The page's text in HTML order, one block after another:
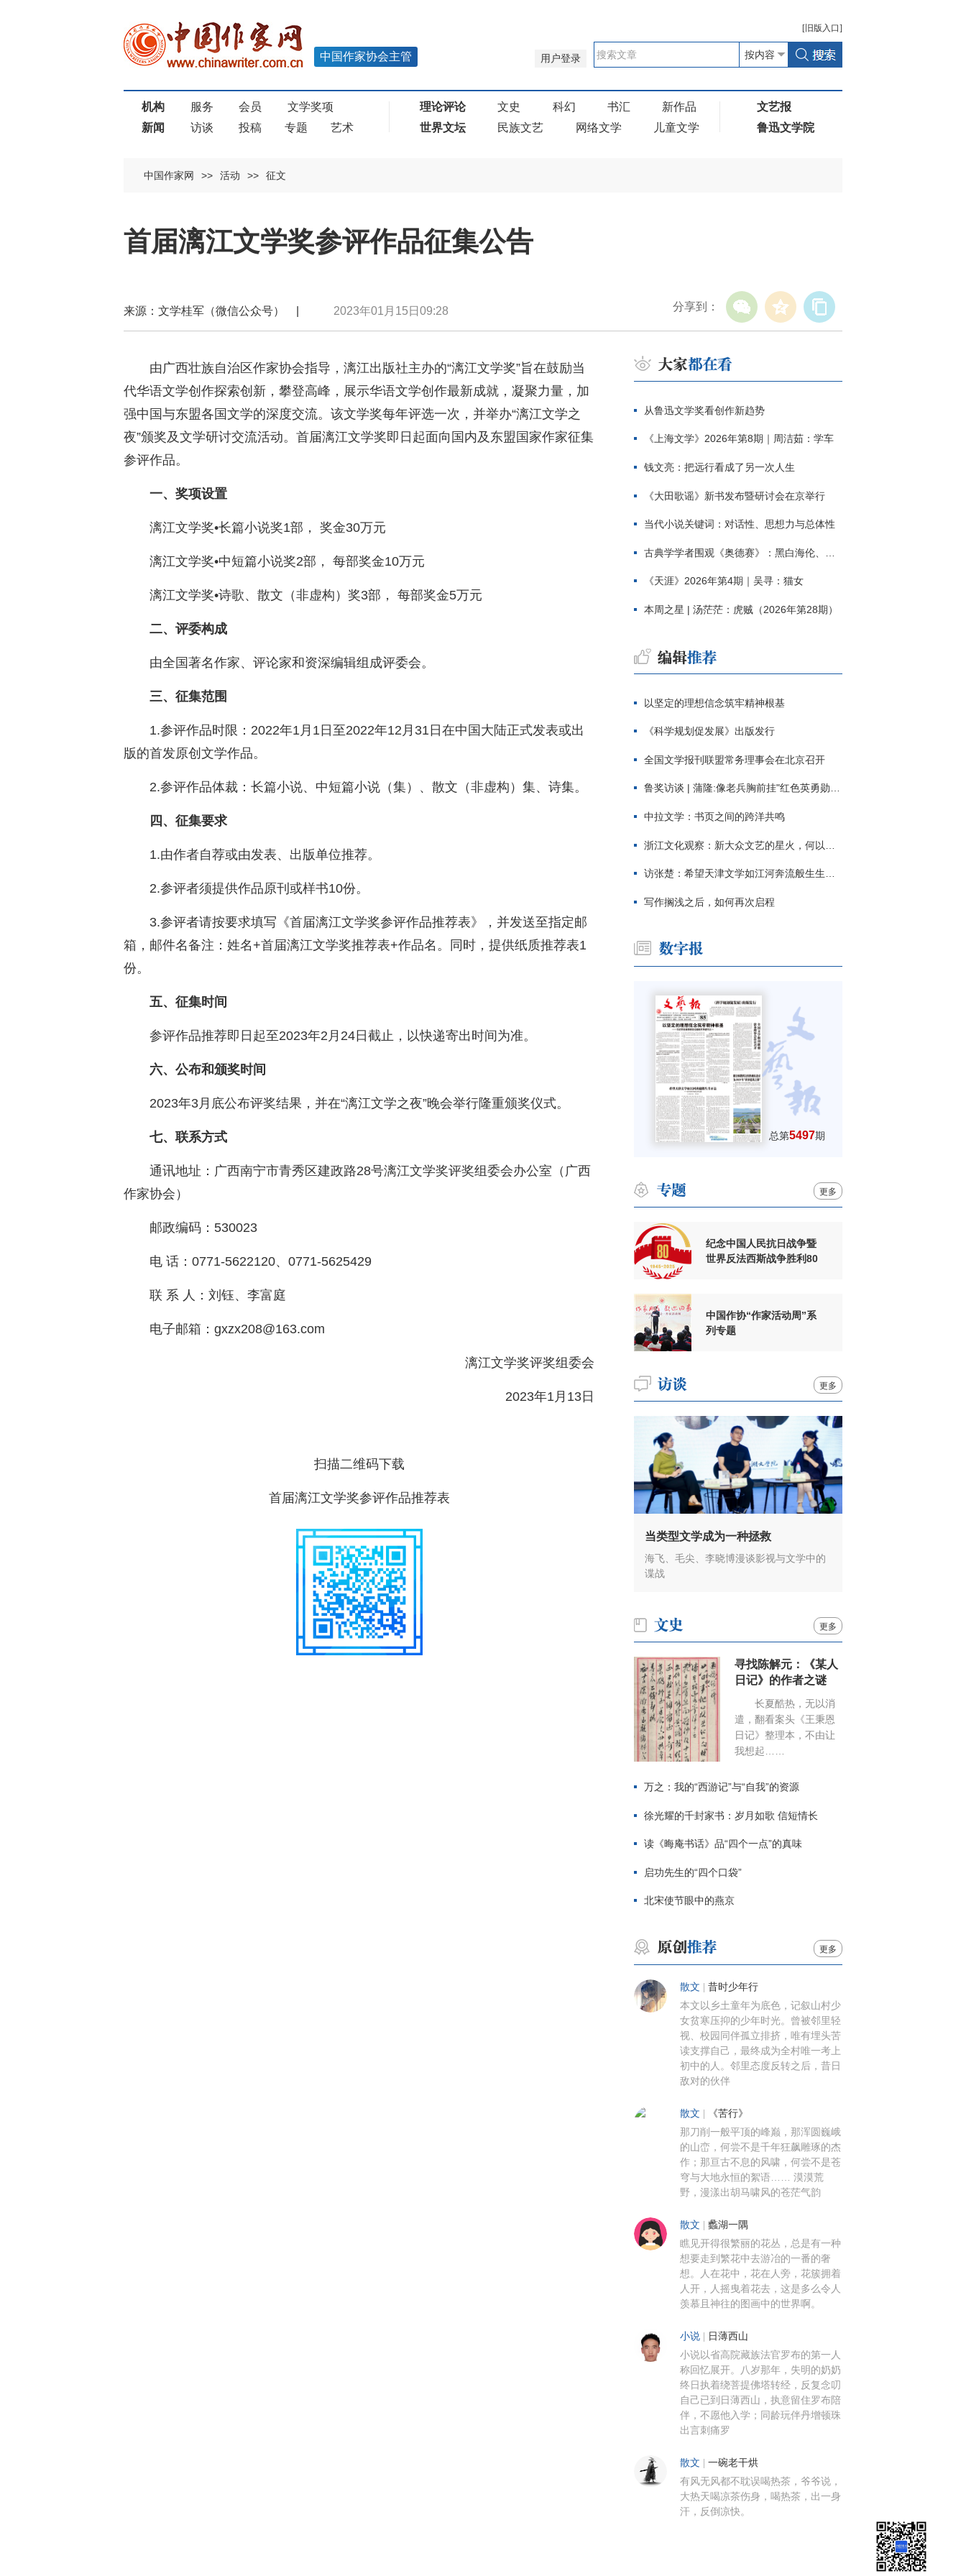
[ 旧版 入口]
用户登录
中国作家协会主管
机构 服务 会员
文学奖项
新闻
访谈 投稿 专题 艺术
理论评论 文史 科幻 书汇
新作品
世界文坛
民族文艺 网络文学 儿童文学
文艺报
鲁迅文学院
中国作家网 >> 活动 >> 征文
首届漓江文学奖参评作品征集公告
分享到：
来源：文学桂军（微信公众号） | 2023年01月15日09:28
由广西壮族自治区作家协会指导，漓江出版社主办的“漓江文学奖”旨在鼓励当
代华语文学创作探索创新，攀登高峰，展示华语文学创作最新成就，凝聚力量，加
强中国与东盟各国文学的深度交流。该文学奖每年评选一次，并举办“漓江文学之
夜”颁奖及文学研讨交流活动。首届漓江文学奖即日起面向国内及东盟国家作家征集
参评作品。
一、奖项设置
漓江文学奖•长篇小说奖1部， 奖金30万元
漓江文学奖•中短篇小说奖2部， 每部奖金10万元
漓江文学奖•诗歌、散文（非虚构）奖3部， 每部奖金5万元
二、评委构成
由全国著名作家、评论家和资深编辑组成评委会。
三、征集范围
1.参评作品时限：2022年1月1日至2022年12月31日在中国大陆正式发表或出
版的首发原创文学作品。
2.参评作品体裁：长篇小说、中短篇小说（集）、散文（非虚构）集、诗集。
四、征集要求
1.由作者自荐或由发表、出版单位推荐。
2.参评者须提供作品原刊或样书10份。
3.参评者请按要求填写《首届漓江文学奖参评作品推荐表》，并发送至指定邮
箱，邮件名备注：姓名+首届漓江文学奖推荐表+作品名。同时，提供纸质推荐表1
份。
五、征集时间
参评作品推荐即日起至2023年2月24日截止，以快递寄出时间为准。
六、公布和颁奖时间
2023年3月底公布评奖结果，并在“漓江文学之夜”晚会举行隆重颁奖仪式。
七、联系方式
通讯地址：广西南宁市青秀区建政路28号漓江文学奖评奖组委会办公室（广西
作家协会）
邮政编码：530023
电 话：0771-5622120、0771-5625429
联 系 人：刘钰、李富庭
电子邮箱：gxzx208@163.com
漓江文学奖评奖组委会
2023年1月13日
扫描二维码下载
首届漓江文学奖参评作品推荐表
从鲁迅文学奖看创作新趋势
《上海文学》2026年第8期｜周洁茹：学车
钱文亮：把远行看成了另一次人生
《大田歌谣》新书发布暨研讨会在京举行
当代小说关键词：对话性、思想力与总体性
古典学学者围观《奥德赛》：黑白海伦、佩涅罗佩的别针与神秘入侵者
《天涯》2026年第4期｜吴寻：猫女
本周之星 | 汤茫茫：虎贼（2026年第28期）
以坚定的理想信念筑牢精神根基
《科学规划促发展》出版发行
全国文学报刊联盟常务理事会在北京召开
鲁奖访谈 | 蒲隆:像老兵胸前挂"红色英勇勋章"
中拉文学：书页之间的跨洋共鸣
浙江文化观察：新大众文艺的星火，何以燎原？
访张楚：希望天津文学如江河奔流般生生不息
写作搁浅之后，如何再次启程
总第5497期
更多
纪念中国人民抗日战争暨
世界反法西斯战争胜利80
中国作协“作家活动周”系
列专题
更多
当类型文学成为一种拯救
海飞、毛尖、李晓博漫谈影视与文学中的
谍战
更多
寻找陈解元：《某人
日记》的作者之谜
长夏酷热，无以消
遣，翻看案头《王秉恩
日记》整理本，不由让
我想起……
万之：我的“西游记”与“自我”的资源
徐光耀的千封家书：岁月如歌 信短情长
读《晦庵书话》品“四个一点”的真味
启功先生的“四个口袋”
北宋使节眼中的燕京
更多
散文 昔时少年行
本文以乡土童年为底色，记叙山村少
女贫寒压抑的少年时光。曾被邻里轻
视、校园同伴孤立排挤，唯有埋头苦
读支撑自己，最终成为全村唯一考上
初中的人。邻里态度反转之后，昔日
敌对的伙伴
散文 《苦行》
那刀削一般平顶的峰巅，那浑圆巍峨
的山峦，何尝不是千年狂飙雕琢的杰
作；那亘古不息的风啸，何尝不是苍
穹与大地永恒的絮语…… 漠漠荒
野，漫漾出胡马啸风的苍茫气韵
散文 蠡湖一隅
瞧见开得很繁丽的花丛，总是有一种
想要走到繁花中去游冶的一番的奢
想。人在花中，花在人旁，花簇拥着
人开，人摇曳着花去，这是多么令人
羡慕且神往的图画中的世界啊。
小说 日薄西山
小说以省高院藏族法官罗布的第一人
称回忆展开。八岁那年，失明的奶奶
终日执着绕菩提佛塔转经，反复念叨
自己已到日薄西山，执意留住罗布陪
伴，不愿他入学；同龄玩伴丹增顿珠
出言刺痛罗
散文 一碗老干烘
有风无风都不耽误喝热茶，爷爷说，
大热天喝凉茶伤身，喝热茶，出一身
汗，反倒凉快。